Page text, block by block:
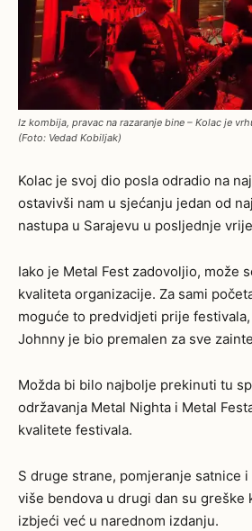
Iz kombija, pravac na razaranje bine – Kolac je
(Foto: Vedad Kobiljak)
Kolac je svoj dio posla odradio na
ostavivši nam u sjećanju jedan od
nastupa u Sarajevu u posljednje
Iako je Metal Fest zadovoljio, može
kvaliteta organizacije. Za sami
moguće to predvidjeti prije
Johnny je bio premalen za sve
Možda bi bilo najbolje prekinuti tu
održavanja Metal Nighta i Metal
kvalitete festivala.
S druge strane, pomjeranje satnice
više bendova u drugi dan su greške
izbjeći već u narednom izdanju.